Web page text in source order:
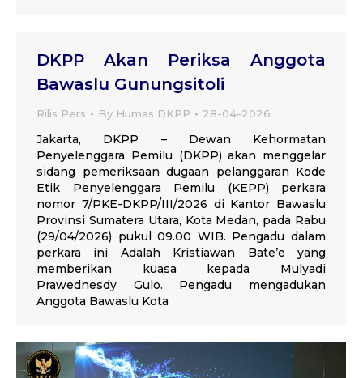
DKPP Akan Periksa Anggota
Bawaslu Gunungsitoli
Rilis Pers By Humas DKPP 28-04-2026
Jakarta, DKPP – Dewan Kehormatan
Penyelenggara Pemilu (DKPP) akan menggelar
sidang pemeriksaan dugaan pelanggaran Kode
Etik Penyelenggara Pemilu (KEPP) perkara
nomor 7/PKE-DKPP/III/2026 di Kantor Bawaslu
Provinsi Sumatera Utara, Kota Medan, pada Rabu
(29/04/2026) pukul 09.00 WIB. Pengadu dalam
perkara ini Adalah Kristiawan Bate’e yang
memberikan kuasa kepada Mulyadi
Prawednesdy Gulo. Pengadu mengadukan
Anggota Bawaslu Kota